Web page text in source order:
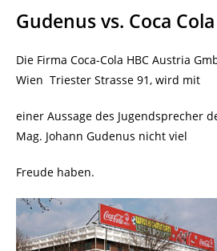
Gudenus vs. Coca Cola
Die Firma Coca-Cola HBC Austria
Wien Triester Strasse 91, wird mit
einer Aussage des Jugendsprecher
Mag. Johann Gudenus nicht viel
Freude haben.